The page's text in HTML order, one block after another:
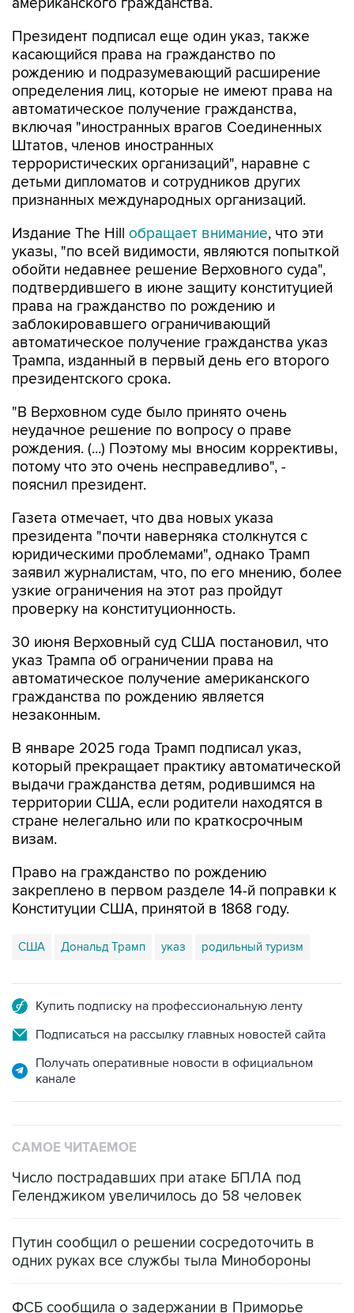
Президент подписал еще один указ, также
касающийся права на гражданство по
рождению и подразумевающий расширение
определения лиц, которые не имеют права на
автоматическое получение гражданства,
включая "иностранных врагов Соединенных
Штатов, членов иностранных
террористических организаций", наравне с
детьми дипломатов и сотрудников других
признанных международных организаций.
Издание The Hill обращает внимание, что эти
указы, "по всей видимости, являются попыткой
обойти недавнее решение Верховного суда",
подтвердившего в июне защиту конституцией
права на гражданство по рождению и
заблокировавшего ограничивающий
автоматическое получение гражданства указ
Трампа, изданный в первый день его второго
президентского срока.
"В Верховном суде было принято очень
неудачное решение по вопросу о праве
рождения. (...) Поэтому мы вносим коррективы,
потому что это очень несправедливо", -
пояснил президент.
Газета отмечает, что два новых указа
президента "почти наверняка столкнутся с
юридическими проблемами", однако Трамп
заявил журналистам, что, по его мнению, более
узкие ограничения на этот раз пройдут
проверку на конституционность.
30 июня Верховный суд США постановил, что
указ Трампа об ограничении права на
автоматическое получение американского
гражданства по рождению является
незаконным.
В январе 2025 года Трамп подписал указ,
который прекращает практику автоматической
выдачи гражданства детям, родившимся на
территории США, если родители находятся в
стране нелегально или по краткосрочным
визам.
Право на гражданство по рождению
закреплено в первом разделе 14-й поправки к
Конституции США, принятой в 1868 году.
США Дональд Трамп указ родильный туризм
Купить подписку на профессиональную ленту
Подписаться на рассылку главных новостей сайта
Получать оперативные новости в официальном
канале
САМОЕ ЧИТАЕМОЕ
Число пострадавших при атаке БПЛА под
Геленджиком увеличилось до 58 человек
Путин сообщил о решении сосредоточить в
одних руках все службы тыла Минобороны
ФСБ сообщила о задержании в Приморье